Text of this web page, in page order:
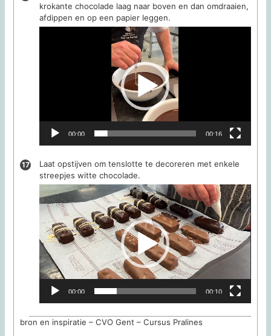
krokante chocolade laag naar boven en dan omdraaien,
afdippen en op een papier leggen.
00:00 00:16
Laat opstijven om tenslotte te decoreren met enkele
streepjes witte chocolade.
Videospeler
00:00 00:10
bron en inspiratie – CVO Gent – Cursus Pralines